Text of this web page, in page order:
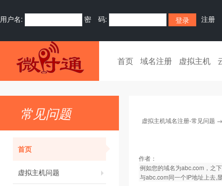
用户名: 密 码: 注册
首页 域名注册 虚拟主机
常见问题
首页
虚拟主机问题
虚拟主机域名注册-常见问题
作者：
例如您的域名为abc.com，之
与abc.com同一个IP地址上去,